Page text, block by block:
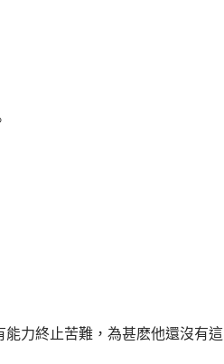
力終止苦難，為甚麽他還沒有這